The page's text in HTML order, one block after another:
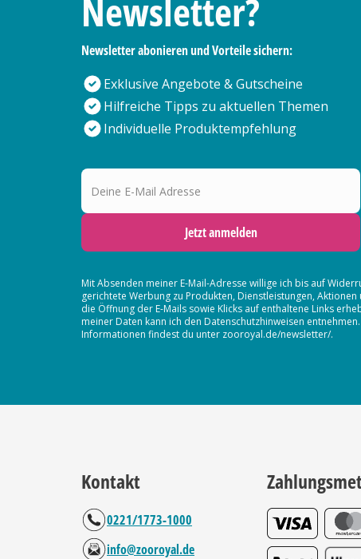
Newsletter?
Newsletter abonieren und Vorteile sichern:
Exklusive Angebote & Gutscheine
Hilfreiche Tipps zu aktuellen Themen
Individuelle Produktempfehlung
Deine E-Mail Adresse
Jetzt anmelden
Mit Absenden meiner E-Mail-Adresse willige ich bis auf
gerichtete Werbung zu Produkten, Dienstleistungen,
die Öffnung der E-Mails sowie Klicks auf enthaltene Links
meiner Daten kann ich den Datenschutzhinweisen
Informationen findest du unter zooroyal.de/newsletter/.
Kontakt
0221/1773-1000
info@zooroyal.de